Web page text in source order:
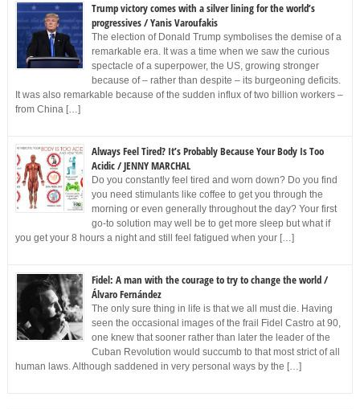
Trump victory comes with a silver lining for the world’s
progressives / Yanis Varoufakis
The election of Donald Trump symbolises the demise of a
remarkable era. It was a time when we saw the curious
spectacle of a superpower, the US, growing stronger
because of – rather than despite – its burgeoning deficits.
It was also remarkable because of the sudden influx of two billion workers –
from China […]
Always Feel Tired? It’s Probably Because Your Body Is Too
Acidic / JENNY MARCHAL
Do you constantly feel tired and worn down? Do you find
you need stimulants like coffee to get you through the
morning or even generally throughout the day? Your first
go-to solution may well be to get more sleep but what if
you get your 8 hours a night and still feel fatigued when your […]
Fidel: A man with the courage to try to change the world /
Álvaro Fernández
The only sure thing in life is that we all must die. Having
seen the occasional images of the frail Fidel Castro at 90,
one knew that sooner rather than later the leader of the
Cuban Revolution would succumb to that most strict of all
human laws. Although saddened in very personal ways by the […]